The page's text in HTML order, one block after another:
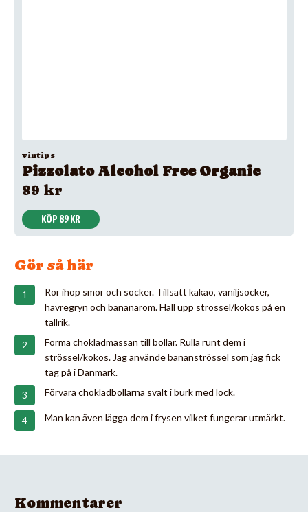
vintips
Pizzolato Alcohol Free Organic
89 kr
KÖP 89 KR
Gör så här
Rör ihop smör och socker. Tillsätt kakao, vaniljsocker,
havregryn och bananarom. Häll upp strössel/kokos på en
tallrik.
Forma chokladmassan till bollar. Rulla runt dem i
strössel/kokos. Jag använde bananströssel som jag fick
tag på i Danmark.
Förvara chokladbollarna svalt i burk med lock.
Man kan även lägga dem i frysen vilket fungerar utmärkt.
Kommentarer